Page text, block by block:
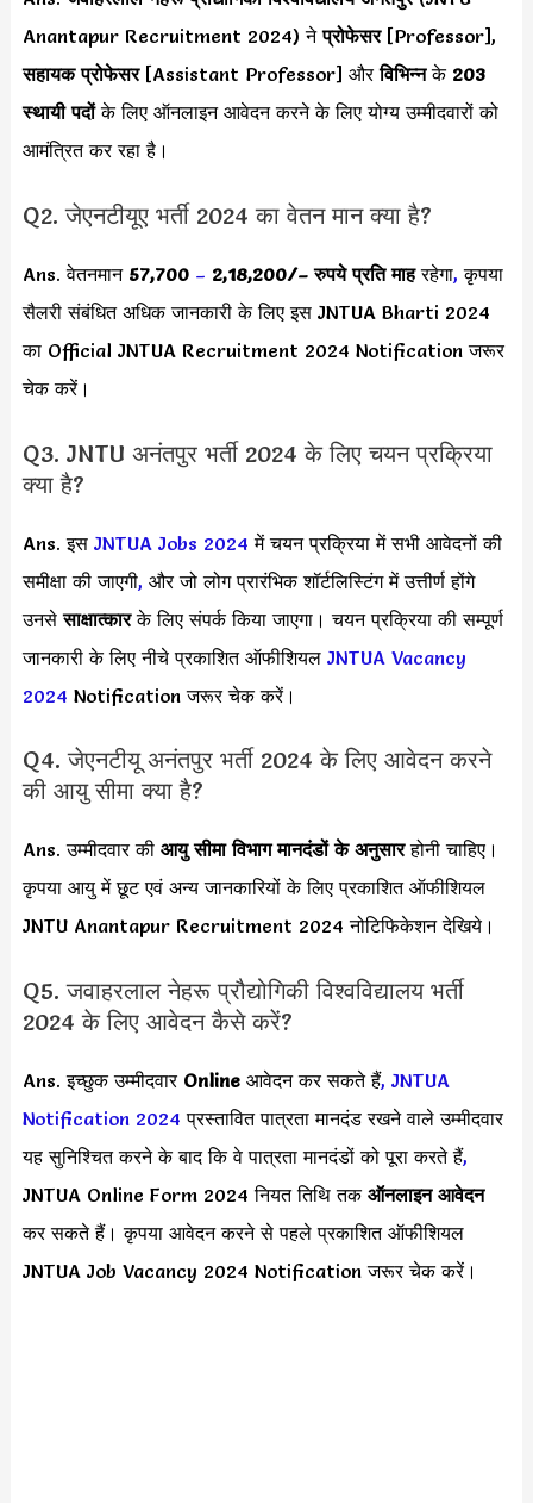
Anantapur Recruitment 2024) नेप्रोफेसर[Professor],
सहायक प्रोफेसर[Assistant Professor] औरविभिन्नके203
स्थायी पदोंके लिए ऑनलाइन आवेदन करने के लिए योग्य उम्मीदवारों को
आमंत्रित कर रहा है।
Q2. जेएनटीयूए भर्ती 2024 का वेतन मान क्या है?
Ans. वेतनमान 57,700 – 2,18,200/– रुपये प्रति माहरहेगा, कृपया
सैलरी संबंधित अधिक जानकारी के लिए इस JNTUA Bharti 2024
का Official JNTUA Recruitment 2024 Notification जरूर
चेक करें।
Q3. JNTU अनंतपुर भर्ती 2024 के लिए चयन प्रक्रिया
क्या है?
Ans. इस JNTUA Jobs 2024 में चयन प्रक्रिया में सभी आवेदनों की
समीक्षा की जाएगी, और जो लोग प्रारंभिक शॉर्टलिस्टिंग में उत्तीर्ण होंगे
उनसेसाक्षात्कारके लिए संपर्क किया जाएगा। चयन प्रक्रिया की सम्पूर्ण
जानकारी के लिए नीचे प्रकाशित ऑफीशियल JNTUA Vacancy
2024 Notification जरूर चेक करें।
Q4. जेएनटीयू अनंतपुर भर्ती 2024 के लिए आवेदन करने
की आयु सीमा क्या है?
Ans. उम्मीदवार की आयु सीमा विभाग मानदंडों के अनुसारहोनी चाहिए।
कृपया आयु में छूट एवं अन्य जानकारियों के लिए प्रकाशित ऑफीशियल
JNTU Anantapur Recruitment 2024 नोटिफिकेशन देखिये।
Q5. जवाहरलाल नेहरू प्रौद्योगिकी विश्वविद्यालय भर्ती
2024 के लिए आवेदन कैसे करें?
Ans. इच्छुक उम्मीदवार Online आवेदन कर सकते हैं, JNTUA
Notification 2024 प्रस्तावित पात्रता मानदंड रखने वाले उम्मीदवार
यह सुनिश्चित करने के बाद कि वे पात्रता मानदंडों को पूरा करते हैं,
JNTUA Online Form 2024 नियत तिथि तक ऑनलाइन आवेदन
कर सकते हैं। कृपया आवेदन करने से पहले प्रकाशित ऑफीशियल
JNTUA Job Vacancy 2024 Notification जरूर चेक करें।